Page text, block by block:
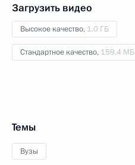
Загрузить видео
Высокое качество, 1.0 ГБ
Стандартное качество, 159.4 МБ
Темы
Вузы